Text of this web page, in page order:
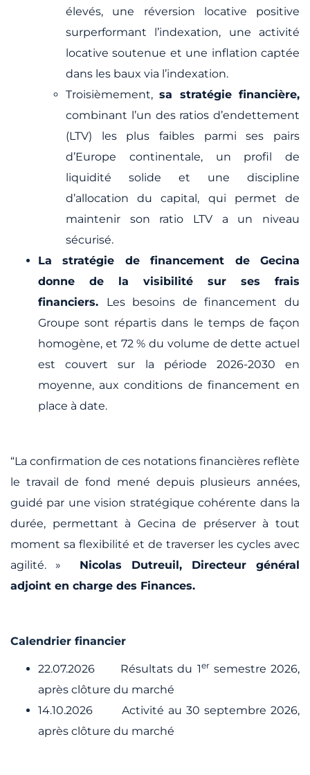
élevés, une réversion locative positive
surperformant l’indexation, une activité
locative soutenue et une inflation captée
dans les baux via l’indexation.
Troisièmement,sa stratégie financière,
combinant l’un des ratios d’endettement
(LTV) les plus faibles parmi ses pairs
d’Europe continentale, un profil de
liquidité solide et une discipline
d’allocation du capital, qui permet de
maintenir son ratio LTV a un niveau
sécurisé.
La stratégie de financement de Gecina
donne de la visibilité sur ses frais
financiers. Les besoins de financement du
Groupe sont répartis dans le temps de façon
homogène, et 72 % du volume de dette actuel
est couvert sur la période 2026-2030 en
moyenne, aux conditions de financement en
place à date.
“La confirmation de ces notations financières reflète
le travail de fond mené depuis plusieurs années,
guidé par une vision stratégique cohérente dans la
durée, permettant à Gecina de préserver à tout
moment sa flexibilité et de traverser les cycles avec
agilité. »
Nicolas Dutreuil, Directeur général
adjoint en charge des Finances.
Calendrier financier
22.07.2026 Résultats du 1ersemestre 2026,
après clôture du marché
14.10.2026 Activité au 30 septembre 2026,
après clôture du marché